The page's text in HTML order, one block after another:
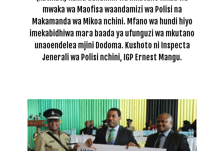
mwaka wa Maofisa waandamizi wa Polisi na
Makamanda wa Mikoa nchini. Mfano wa hundi hiyo
imekabidhiwa mara baada ya ufunguzi wa mkutano
unaoendelea mjini Dodoma. Kushoto ni Inspecta
Jenerali wa Polisi nchini, IGP Ernest Mangu.